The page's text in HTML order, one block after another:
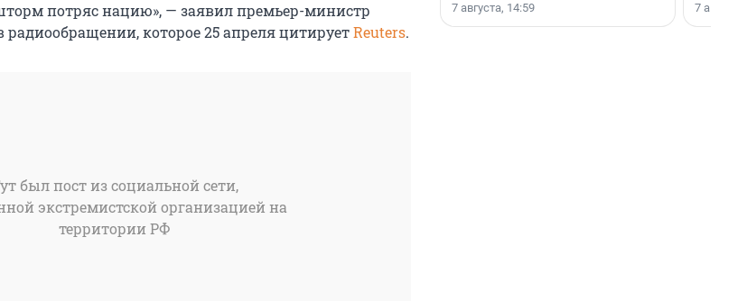
потряс нацию», — заявил премьер-министр
которое 25 апреля цитируетReuters.
был пост из социальной сети,
экстремистской организацией на
территории РФ
7 августа, 14:59
7